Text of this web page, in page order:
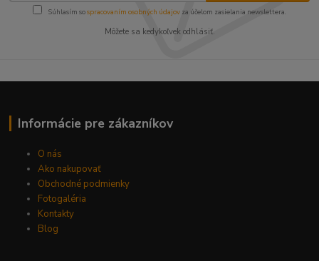
Súhlasím sospracovaním osobných údajov za účelom zasielania newslettera.
Môžete sa kedykoľvek odhlásiť.
Informácie pre zákazníkov
O nás
Ako nakupovať
Obchodné podmienky
Fotogaléria
Kontakty
Blog